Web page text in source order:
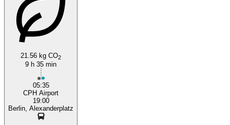
21.56 kg CO2
9 h 35 min
05:35
CPH Airport
19:00
Berlin, Alexanderplatz